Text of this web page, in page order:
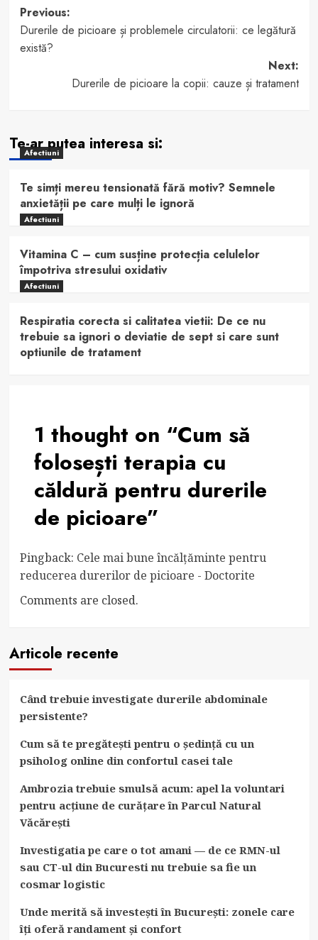
Post
navigation
Previous:
Durerile de picioare și problemele circulatorii: ce legătură
există?
Next:
Durerile de picioare la copii: cauze și tratament
Te-ar putea interesa si:
Afectiuni
Te simți mereu tensionată fără motiv? Semnele
anxietății pe care mulți le ignoră
Afectiuni
Vitamina C – cum susține protecția celulelor
împotriva stresului oxidativ
Afectiuni
Respiratia corecta si calitatea vietii: De ce nu
trebuie sa ignori o deviatie de sept si care sunt
optiunile de tratament
1 thought on “Cum să
folosești terapia cu
căldură pentru durerile
de picioare”
Pingback: Cele mai bune încălțăminte pentru
reducerea durerilor de picioare - Doctorite
Comments are closed.
Articole recente
Când trebuie investigate durerile abdominale
persistente?
Cum să te pregătești pentru o ședință cu un
psiholog online din confortul casei tale
Ambrozia trebuie smulsă acum: apel la voluntari
pentru acțiune de curățare în Parcul Natural
Văcărești
Investigatia pe care o tot amani — de ce RMN-ul
sau CT-ul din Bucuresti nu trebuie sa fie un
cosmar logistic
Unde merită să investești în București: zonele care
îți oferă randament și confort